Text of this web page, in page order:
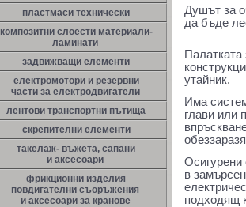
пластмаси технически
композитни слоести материали-
ламинати
задвижващи елементи
електромотори и резервни
части за електродвигатели
лентови транспортни пътища
скрепителни елементи
такелаж- въжета, сапани
и аксесоари
фрикционни изделия
повдигателни съоръжения
и аксесоари за кранове
Душът за
да бъде
Палатката
утайник.
Има
глави или
Осигурени
в
подходящ